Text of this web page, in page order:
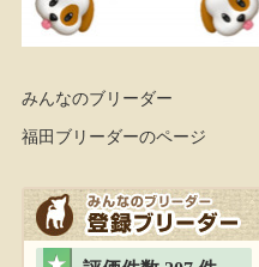
みんなのブリーダー
福田ブリーダーのページ